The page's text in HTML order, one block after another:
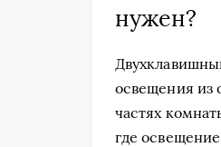
нужен?
освещения из
частях
где